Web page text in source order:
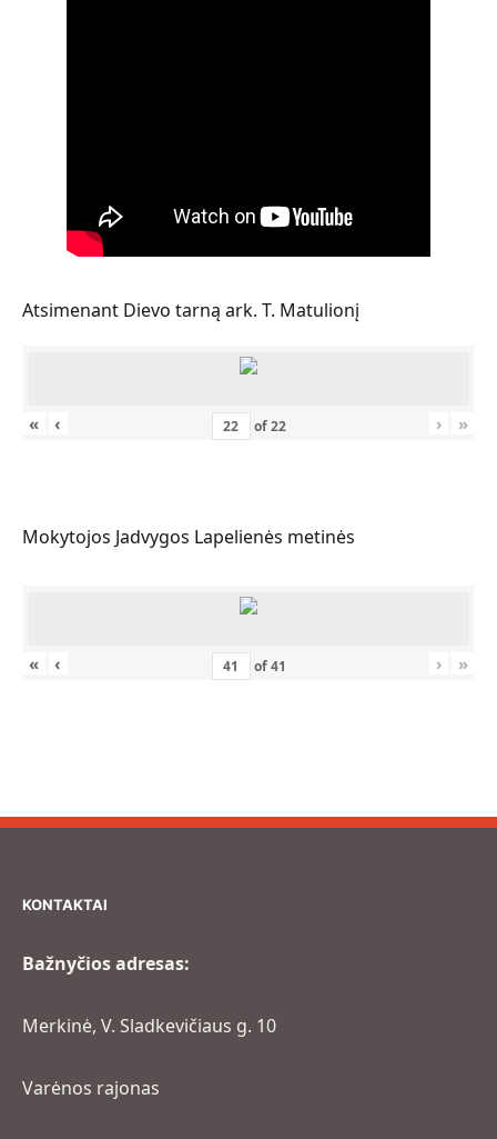
Atsimenant Dievo tarną ark. T. Matulionį
« ‹ of22 › »
Mokytojos Jadvygos Lapelienės metinės
« ‹ of41 › »
KONTAKTAI
Bažnyčios adresas:
Merkinė, V. Sladkevičiaus g. 10
Varėnos rajonas